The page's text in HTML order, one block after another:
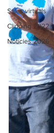
Sales virtuals
Clipping 2022
Notícies 2026